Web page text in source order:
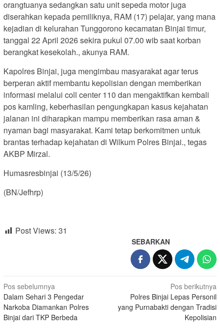
orangtuanya sedangkan satu unit sepeda motor juga
diserahkan kepada pemiliknya, RAM (17) pelajar, yang mana
kejadian di kelurahan Tunggorono kecamatan Binjai timur,
tanggal 22 April 2026 sekira pukul 07.00 wib saat korban
berangkat kesekolah., akunya RAM.
Kapolres Binjai, juga mengimbau masyarakat agar terus
berperan aktif membantu kepolisian dengan memberikan
informasi melalui coll center 110 dan mengaktifkan kembali
pos kamling, keberhasilan pengungkapan kasus kejahatan
jalanan ini diharapkan mampu memberikan rasa aman &
nyaman bagi masyarakat. Kami tetap berkomitmen untuk
brantas terhadap kejahatan di Wilkum Polres Binjai., tegas
AKBP Mirzal.
Humasresbinjai (13/5/26)
(BN/Jefhrp)
Post Views: 31
SEBARKAN
Navigasi
pos
Pos sebelumnya
Dalam Sehari 3 Pengedar
Narkoba Diamankan Polres
Binjai dari TKP Berbeda
Pos berikutnya
Polres Binjai Lepas Personil
yang Purnabakti dengan Tradisi
Kepolisian